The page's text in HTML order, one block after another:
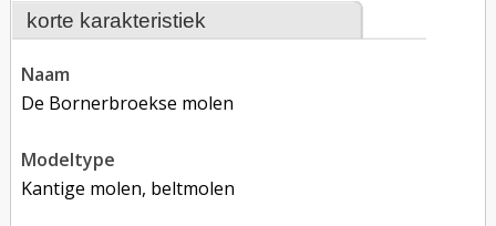
korte karakteristiek
naam
De Bornerbroekse molen
modeltype
Kantige molen, beltmolen